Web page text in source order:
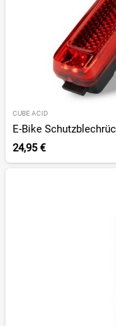
CUBE ACID
E-Bike
24,95 €